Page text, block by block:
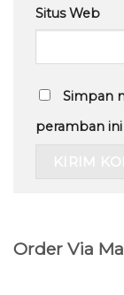
Situs Web
Simpan
peramban
Order Via